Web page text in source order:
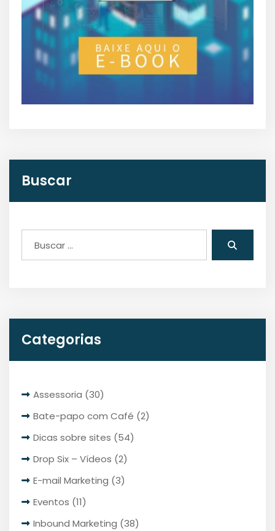
Buscar
Categorias
Assessoria (30)
Bate-papo com Café (2)
Dicas sobre sites (54)
Drop Six – Vídeos (2)
E-mail Marketing (3)
Eventos (11)
Inbound Marketing (38)